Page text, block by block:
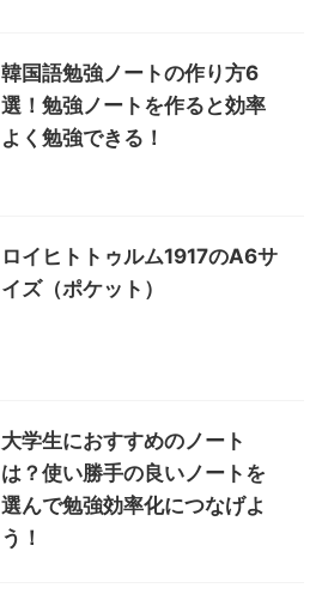
韓国語勉強ノートの作り方6
選！勉強ノートを作ると効率
よく勉強できる！
ロイヒトトゥルム1917のA6サ
イズ（ポケット）
大学生におすすめのノート
は？使い勝手の良いノートを
選んで勉強効率化につなげよ
う！